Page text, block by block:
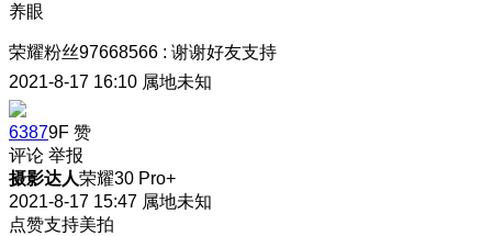
养眼
荣耀粉丝97668566 : 谢谢好友支持
2021-8-17 16:10 属地未知
63879F 赞
评论 举报
摄影达人荣耀30 Pro+
2021-8-17 15:47 属地未知
点赞支持美拍